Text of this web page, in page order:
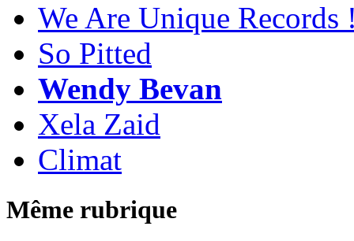
We Are Unique Records
So Pitted
Wendy Bevan
Xela Zaid
Climat
Même rubrique